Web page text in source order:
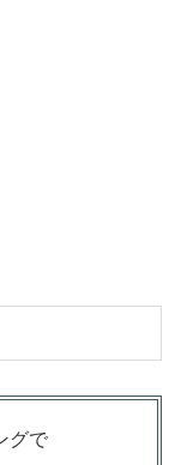
グで